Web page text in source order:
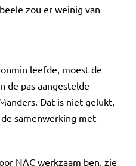
zou er weinig van
leefde, moest de
de pas aangestelde
Dat is niet gelukt,
samenwerking met
NAC werkzaam ben, zie